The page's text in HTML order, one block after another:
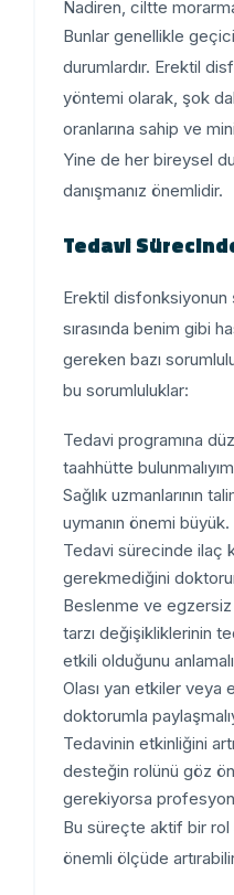
Nadiren, ciltte
Bunlar genellikle
durumlardır. Erektil
yöntemi olarak, şok
oranlarına sahip ve
Yine de her bireysel
danışmanız önemlidir.
Tedavi
Erektil
sırasında benim gibi
gereken bazı
bu sorumluluklar:
Tedavi programına
taahhütte
Sağlık uzmanlarının
uymanın önemi büyük.
Tedavi sürecinde ilaç
gerekmediğini
Beslenme ve egzersiz
tarzı değişikliklerinin
etkili olduğunu
Olası yan etkiler veya
doktorumla
Tedavinin etkinliğini
desteğin rolünü göz
gerekiyorsa
Bu süreçte aktif bir rol
önemli ölçüde